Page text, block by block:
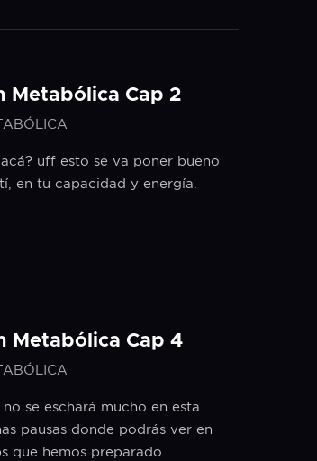
Metabólica Cap 2
uff esto se va poner bueno
en tu capacidad y energía.
Metabólica Cap 4
se eschará mucho en esta
pausas donde podrás ver en
que hemos preparado.